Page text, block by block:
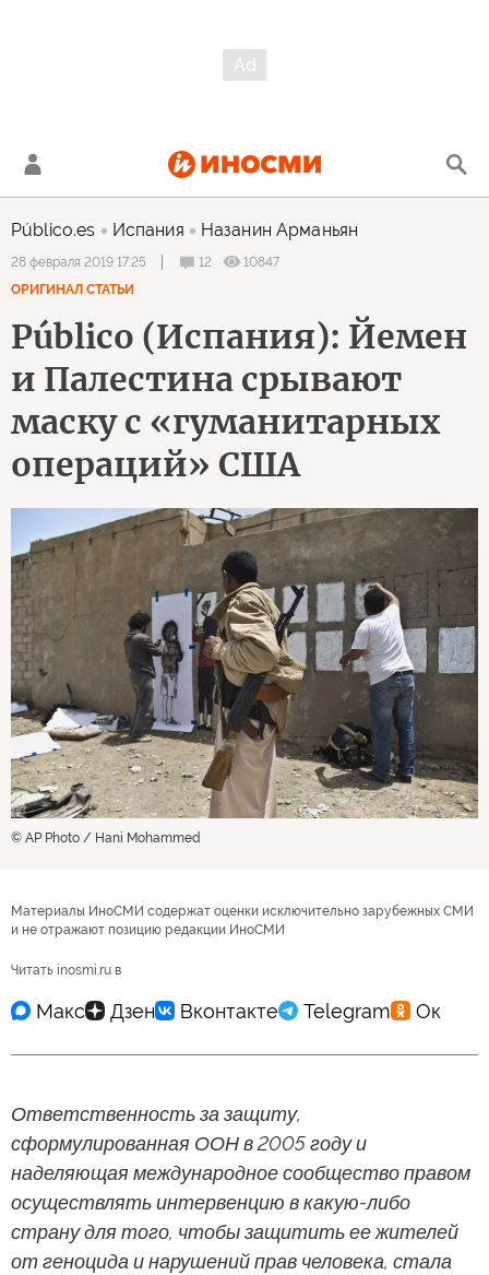
Público.es Испания Назанин Арманьян
28 февраля 2019 17:25 12
10847
ОРИГИНАЛ СТАТЬИ
Público (Испания): Йемен
и Палестина срывают
маску с «гуманитарных
операций» США
© AP Photo / Hani Mohammed
Материалы ИноСМИ содержат оценки исключительно зарубежных СМИ
и не отражают позицию редакции ИноСМИ
Читать inosmi.ru в
Ответственность за защиту,
сформулированная ООН в 2005 году и
наделяющая международное сообщество правом
осуществлять интервенцию в какую-либо
страну для того, чтобы защитить ее жителей
от геноцида и нарушений прав человека, стала